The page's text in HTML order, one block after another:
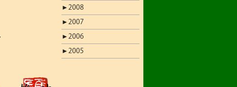
► 2008
► 2007
► 2006
► 2005